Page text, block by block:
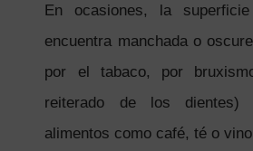
En ocasiones, la
encuentra manchada o
por el tabaco, por
reiterado de los
alimentos como café, té o